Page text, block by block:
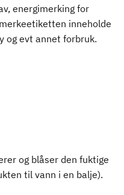
energimerking for
inneholde
og evt annet forbruk.
og blåser den fuktige
til vann i en balje).